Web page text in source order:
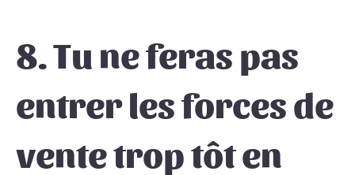
8. Tu ne feras pas
entrer les forces de
vente trop tôt en